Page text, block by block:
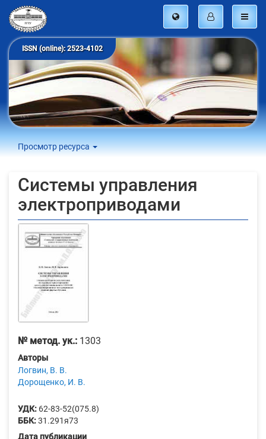
ISSN (online): 2523-4102
Просмотр ресурса
Системы управления
электроприводами
№ метод. ук.: 1303
Авторы
Логвин, В. В.
Дорощенко, И. В.
УДК: 62-83-52(075.8)
ББК:31.291я73
Дата публикации